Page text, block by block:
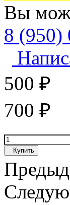
Вы
8 (950)
500 ₽
700 ₽
Купить